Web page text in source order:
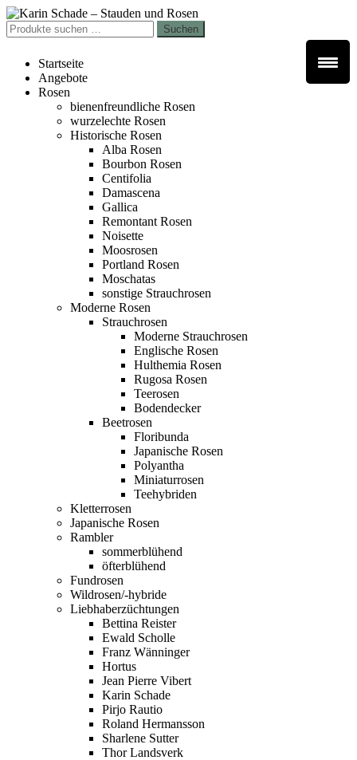
Zur
Navigation
springen
Zum
Inhalt
springen
Suchen
nach:
Suchen
Startseite
Angebote
Rosen
bienenfreundliche Rosen
wurzelechte Rosen
Historische Rosen
Alba Rosen
Bourbon Rosen
Centifolia
Damascena
Gallica
Remontant Rosen
Noisette
Moosrosen
Portland Rosen
Moschatas
sonstige Strauchrosen
Moderne Rosen
Strauchrosen
Moderne Strauchrosen
Englische Rosen
Hulthemia Rosen
Rugosa Rosen
Teerosen
Bodendecker
Beetrosen
Floribunda
Japanische Rosen
Polyantha
Miniaturrosen
Teehybriden
Kletterrosen
Japanische Rosen
Rambler
sommerblühend
öfterblühend
Fundrosen
Wildrosen/-hybride
Liebhaberzüchtungen
Bettina Reister
Ewald Scholle
Franz Wänninger
Hortus
Jean Pierre Vibert
Karin Schade
Pirjo Rautio
Roland Hermansson
Sharlene Sutter
Thor Landsverk